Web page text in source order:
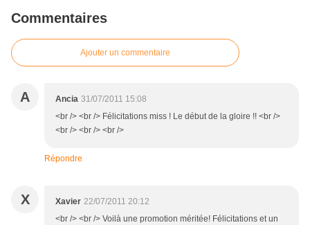
Commentaires
Ajouter un commentaire
A Ancia 31/07/2011 15:08
<br /> <br /> Félicitations miss ! Le début de la gloire !! <br />
<br /> <br /> <br />
Répondre
X Xavier 22/07/2011 20:12
<br /> <br /> Voilà une promotion méritée! Félicitations et un